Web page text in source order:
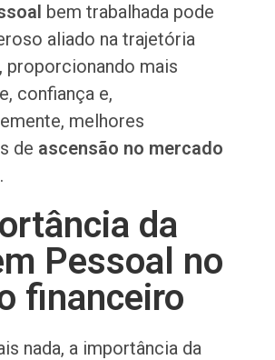
bem trabalhada pode
aliado na trajetória
proporcionando mais
confiança e,
melhores
de ascensão no mercado
.
da
Pessoal no
financeiro
nada, a importância da